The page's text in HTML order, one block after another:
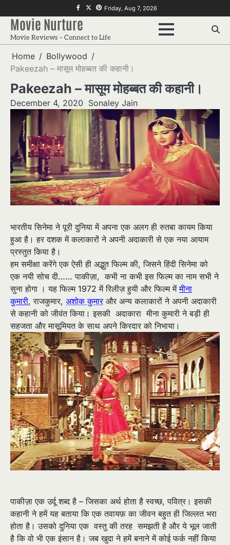
to
content
f twitterpinterest
Friday, Aug 7, 2026
Movie Nurture
Movie Reviews – Connect to Life
Home
Bollywood
Pakeezah – मासूम मोहब्बत की कहानी।
Pakeezah – मासूम मोहब्बत की कहानी।
December 4, 2020 Sonaley Jain
भारतीय सिनेमा ने पूरी दुनिया में अपना एक अलग ही रुतबा कायम किया
हुआ है। हर दशक में कलाकारों ने अपनी अदाकारी से एक नया आयाम
प्रस्तुत किया है।
हम समीक्षा करेंगे एक ऐसी ही अद्भुत फिल्म की,जिसने हिंदी सिनेमा को
एक नयी सोच दी…… पाकीज़ा,कभी ना कभी इस फिल्म का नाम सभी ने
सुना होगा । यह फिल्म 1972 में रिलीज़ हुयी और फिल्म मेंमीना
कुमारी,राजकुमार, अशोक कुमारऔर अन्य कलाकारों ने अपनी अदाकारी
से कहानी को जीवंत किया। इसकी अदाकारा मीना कुमारी ने बड़ी ही
सहजता और मासूमियत के साथ अपने किरदार को निभाया।
पाकीज़ा एक उर्दू शब्द है – जिसका अर्थ होता है स्वच्छ,पवित्र। इसकी
कहानी ने हमें यह बताया कि एक तवायफ़ का जीवन बहुत ही जिल्लत भरा
होता है। उसको दुनिया एक वस्तु की तरह समझती है और ये भूल जाती
है कि वो भी एक इंसान है। जब खुदा ने हमें बनाने में कोई फर्क नहीं किया